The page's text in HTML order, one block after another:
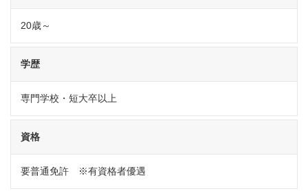
20歳～
学歴
専門学校・短大卒以上
資格
要普通免許 ※有資格者優遇